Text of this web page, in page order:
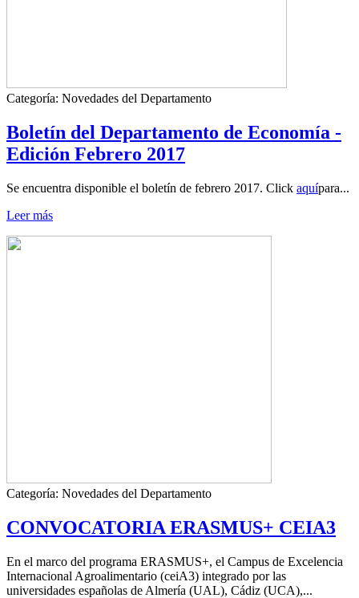
Categoría: Novedades del Departamento
Boletín del Departamento de Economía -
Edición Febrero 2017
Se encuentra disponible el boletín de febrero 2017. Click aquípara...
Leer más
Categoría: Novedades del Departamento
CONVOCATORIA ERASMUS+ CEIA3
En el marco del programa ERASMUS+, el Campus de Excelencia
Internacional Agroalimentario (ceiA3) integrado por las
universidades españolas de Almería (UAL), Cádiz (UCA),...